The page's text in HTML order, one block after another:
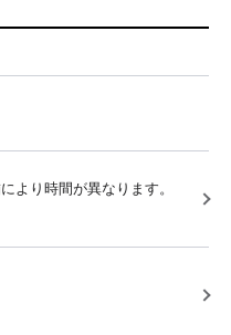
より時間が異なります。